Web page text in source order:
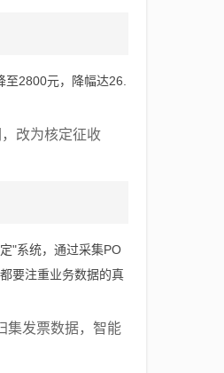
2800元，降幅达26.
改为核定征收
"系统，通过采集PO
要注重业务数据的真
集发票数据，智能